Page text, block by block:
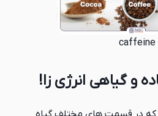
caffeine
و گیاهی انرژی زا!